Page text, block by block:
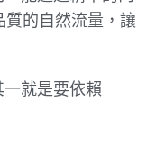
質的自然流量，讓
就是要依賴